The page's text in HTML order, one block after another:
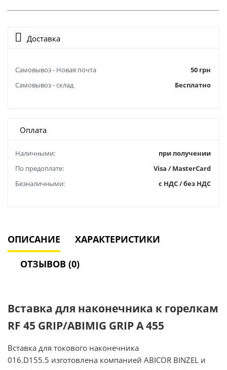
Доставка
Самовывоз - Новая почта
50 грн
Самовывоз - склад
Бесплатно
Оплата
Наличными:
при получении
По предоплате:
Visa / MasterCard
Безналичными:
с НДС / без НДС
ОПИСАНИЕ ХАРАКТЕРИСТИКИ
ОТЗЫВОВ (0)
Вставка для наконечника к горелкам
RF 45 GRIP/ABIMIG GRIP A 455
Вставка для токового наконечника
016.D155.5 изготовлена компанией ABICOR BINZEL и